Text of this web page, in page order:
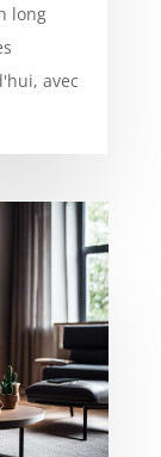
long
avec